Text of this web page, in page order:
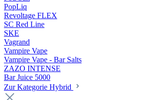
PopLiq
Revoltage FLEX
SC Red Line
SKE
Vagrand
Vampire Vape
Vampire Vape - Bar Salts
ZAZO INTENSE
Bar Juice 5000
Zur Kategorie Hybrid